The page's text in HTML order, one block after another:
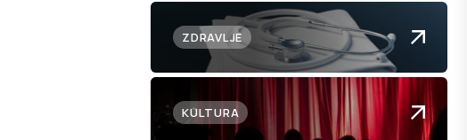
ZDRAVLJE
KULTURA